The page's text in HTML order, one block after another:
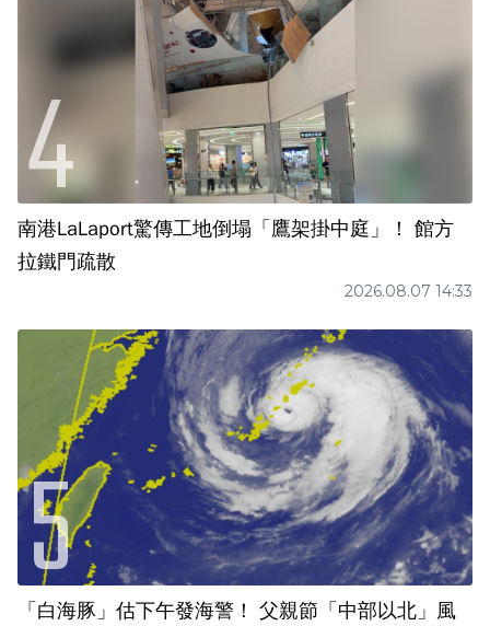
南港LaLaport驚傳工地倒塌「鷹架掛中庭」！ 館方
拉鐵門疏散
2026.08.07 14:33
「白海豚」估下午發海警！ 父親節「中部以北」風